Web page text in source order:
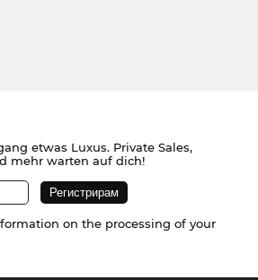
etwas Luxus. Private Sales,
mehr warten auf dich!
on the processing of your